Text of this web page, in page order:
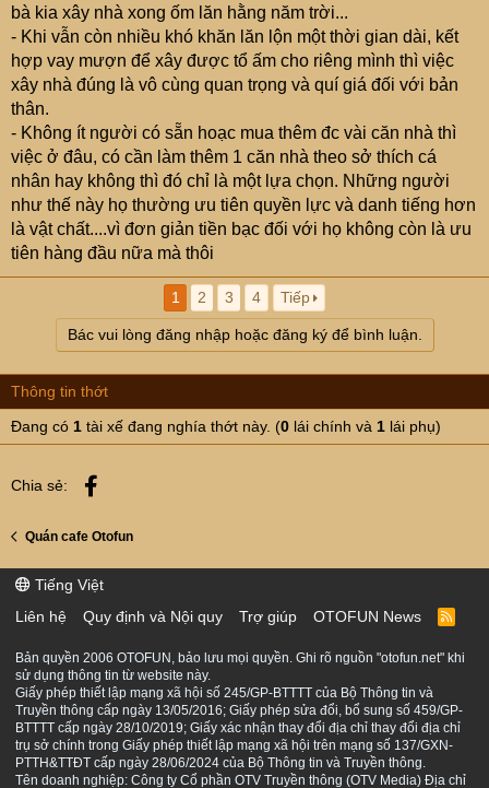
bà kia xây nhà xong ốm lăn hằng năm trời...
- Khi vẫn còn nhiều khó khăn lăn lộn một thời gian dài, kết
hợp vay mượn để xây được tổ ấm cho riêng mình thì việc
xây nhà đúng là vô cùng quan trọng và quí giá đối với bản
thân.
- Không ít người có sẵn hoạc mua thêm đc vài căn nhà thì
việc ở đâu, có cần làm thêm 1 căn nhà theo sở thích cá
nhân hay không thì đó chỉ là một lựa chọn. Những người
như thế này họ thường ưu tiên quyền lực và danh tiếng hơn
là vật chất....vì đơn giản tiền bạc đối với họ không còn là ưu
tiên hàng đầu nữa mà thôi
1 2 3 4 Tiếp
Bác vui lòng đăng nhập hoặc đăng ký để bình luận.
Thông tin thớt
Đang có 1 tài xế đang nghía thớt này. (0 lái chính và 1 lái phụ)
Chia sẻ:
Quán cafe Otofun
Tiếng Việt
Liên hệ
Quy định và Nội quy Trợ giúp OTOFUN News
R
S
Bản quyền 2006 OTOFUN, bảo lưu mọi quyền. Ghi rõ nguồn "otofun.net" khi
sử dụng thông tin từ website này.
Giấy phép thiết lập mạng xã hội số 245/GP-BTTTT của Bộ Thông tin và
Truyền thông cấp ngày 13/05/2016; Giấy phép sửa đổi, bổ sung số 459/GP-
BTTTT cấp ngày 28/10/2019; Giấy xác nhận thay đổi địa chỉ thay đổi địa chỉ
trụ sở chính trong Giấy phép thiết lập mạng xã hội trên mạng số 137/GXN-
PTTH&TTĐT cấp ngày 28/06/2024 của Bộ Thông tin và Truyền thông.
Tên doanh nghiệp: Công ty Cổ phần OTV Truyền thông (OTV Media) Địa chỉ